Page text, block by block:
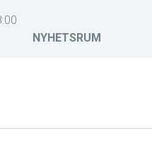
NYHETSRUM